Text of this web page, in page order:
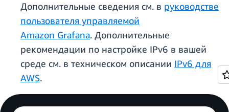
Дополнительные сведения см. в руководстве
пользователя управляемой
Amazon Grafana. Дополнительные
рекомендации по настройке IPv6 в вашей
среде см. в техническом описании IPv6 для
AWS.